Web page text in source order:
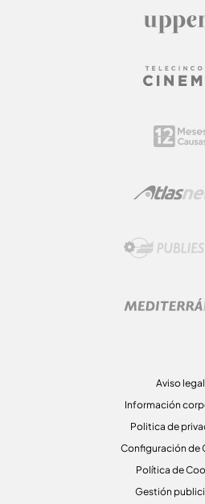
Aviso legal
Información
Politica de
Configuración de
Política de
Gestión